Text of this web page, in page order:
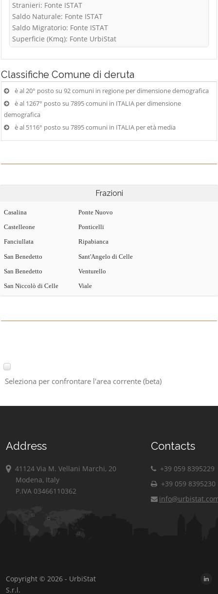
Stranieri: Fonte ISTAT
Saldo Naturale: Fonte ISTAT
Saldo Migratorio: Fonte ISTAT
Superficie (Kmq): Fonte UrbiStat
Classifiche Comune di deruta
è al 20° posto su 92 comuni in regione per dimensione demografica
è al 1267° posto su 7895 comuni in ITALIA per dimensione
demografica
è al 5116° posto su 7895 comuni in ITALIA per età media
Frazioni
Casalina
Castelleone
Fanciullata
Ponte Nuovo
Ponticelli
Ripabianca
San Benedetto
San Benedetto
San Niccolò di Celle
Sant'Angelo di Celle
Venturello
Viale
Seleziona per confrontare l'area corrente (beta)
Address
41124 Via M. Vellani Marchi, 20
Modena, Italy
P.IVA 03466110362
Contacts
+39 059 8395229
+39 059 8395230
Copyright © 2026 - UrbiStat
S.r.l.